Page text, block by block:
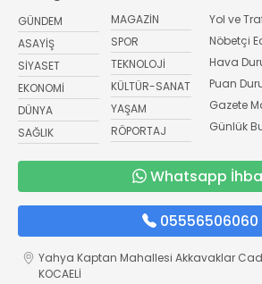
GÜNDEM
ASAYİŞ
SİYASET
EKONOMİ
DÜNYA
SAĞLIK
MAGAZİN
SPOR
TEKNOLOJİ
KÜLTÜR-SANAT
YAŞAM
RÖPORTAJ
Yol ve
Nöbetçi
Hava
Puan
Gazete
Günlük
Whatsapp
05556506060
Yahya Kaptan Mahallesi Akkavaklar
KOCAELİ